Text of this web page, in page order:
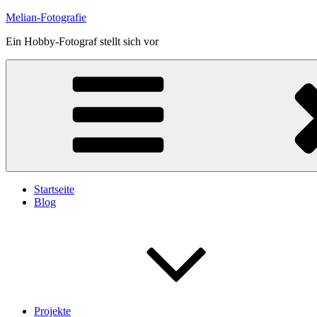
Skip
content
Melian-Fotografie
Ein Hobby-Fotograf stellt sich vor
Startseite
Blog
Projekte